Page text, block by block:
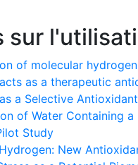
sur
of molecular
as a therapeutic
a Selective
of Water Containing
Study
New